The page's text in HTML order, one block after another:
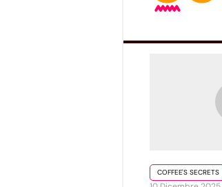
COFFEE'S SECRETS